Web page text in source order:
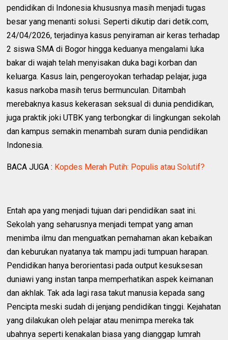
pendidikan di Indonesia khususnya masih menjadi tugas
besar yang menanti solusi. Seperti dikutip dari detik.com,
24/04/2026, terjadinya kasus penyiraman air keras terhadap
2 siswa SMA di Bogor hingga keduanya mengalami luka
bakar di wajah telah menyisakan duka bagi korban dan
keluarga. Kasus lain, pengeroyokan terhadap pelajar, juga
kasus narkoba masih terus bermunculan. Ditambah
merebaknya kasus kekerasan seksual di dunia pendidikan,
juga praktik joki UTBK yang terbongkar di lingkungan sekolah
dan kampus semakin menambah suram dunia pendidikan
Indonesia.
BACA JUGA : Kopdes Merah Putih: Populis atau Solutif?
Entah apa yang menjadi tujuan dari pendidikan saat ini.
Sekolah yang seharusnya menjadi tempat yang aman
menimba ilmu dan menguatkan pemahaman akan kebaikan
dan keburukan nyatanya tak mampu jadi tumpuan harapan.
Pendidikan hanya berorientasi pada output kesuksesan
duniawi yang instan tanpa memperhatikan aspek keimanan
dan akhlak. Tak ada lagi rasa takut manusia kepada sang
Pencipta meski sudah di jenjang pendidikan tinggi. Kejahatan
yang dilakukan oleh pelajar atau menimpa mereka tak
ubahnya seperti kenakalan biasa yang dianggap lumrah